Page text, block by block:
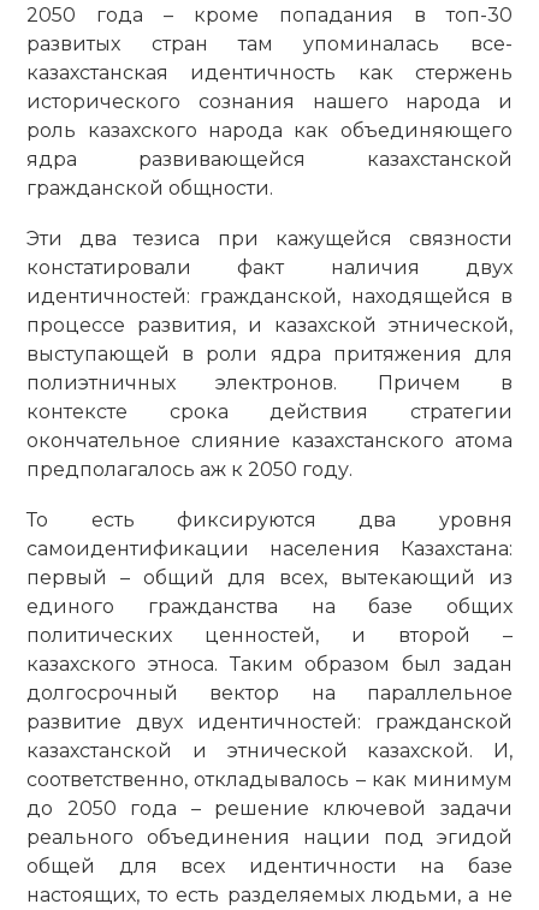
2050 года – кроме попадания в топ-30
развитых стран там упоминалась все­
казахстанская идентичность как стержень
исторического сознания нашего народа и
роль казахского народа как объединяющего
ядра развивающейся казахстанской
гражданской общ­ности.
Эти два тезиса при кажущейся связности
констатировали факт наличия двух
идентичностей: гражданской, находящейся в
процессе развития, и казахской этнической,
выступающей в роли ядра притяжения для
полиэтничных электронов. Причем в
контексте срока действия стратегии
окончательное слияние казахстанского атома
предполагалось аж к 2050 году.
То есть фиксируются два уровня
самоидентификации населения Казахстана:
первый – общий для всех, вытекающий из
единого гражданства на базе общих
политических ценностей, и второй –
казахского этноса. Таким образом был задан
долгосрочный вектор на параллельное
развитие двух идентичностей: гражданской
казахстанской и этнической казахской. И,
соответственно, откладывалось – как минимум
до 2050 года – решение ключевой задачи
реального объединения нации под эгидой
общей для всех идентичности на базе
настоящих, то есть разделяемых людьми, а не